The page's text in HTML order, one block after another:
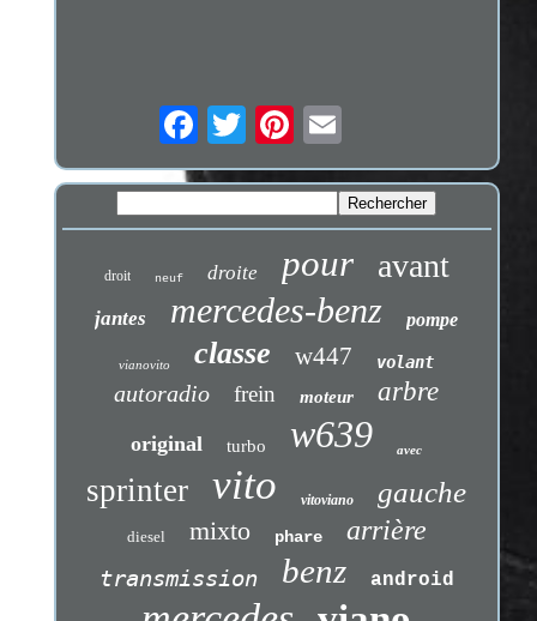
droit neuf droite pour avant
jantes mercedes-benz pompe
vianovito classe w447 volant
autoradio frein moteur arbre
original turbo w639 avec
sprinter vito vitoviano gauche
diesel mixto phare arrière
transmission benz android